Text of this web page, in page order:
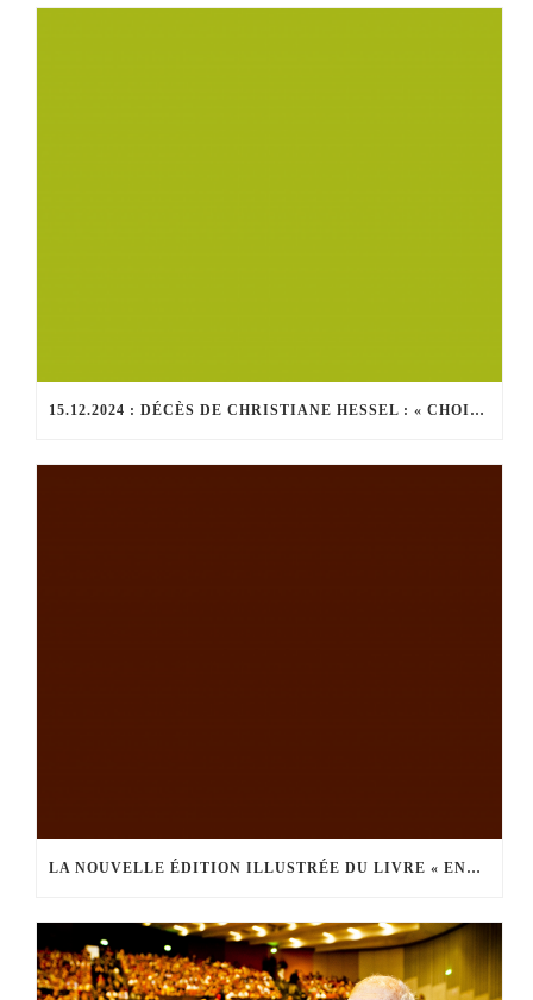
15.12.2024 : DÉCÈS DE CHRISTIANE HESSEL : « CHOISIR LE JOUR ET L’HEURE, C’EST UN GESTE DE LIBERTÉ »
LA NOUVELLE ÉDITION ILLUSTRÉE DU LIVRE « ENGAGEZ-VOUS ! » EST DISPONIBLE